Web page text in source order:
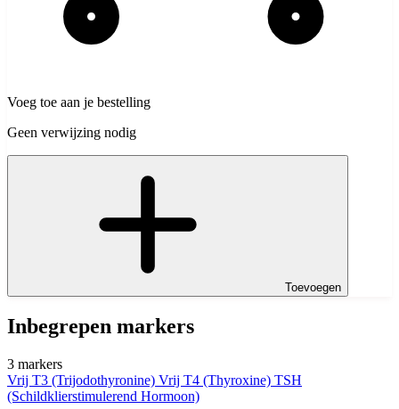
Voeg toe aan je bestelling
Geen verwijzing nodig
Toevoegen
Inbegrepen markers
3 markers
Vrij T3 (Trijodothyronine) Vrij T4 (Thyroxine) TSH
(Schildklierstimulerend Hormoon)